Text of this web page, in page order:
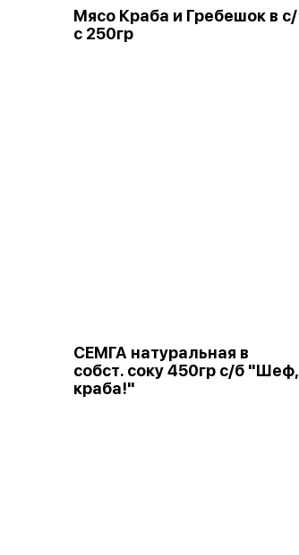
Мясо Краба и Гребешок в с/
с 250гр
СЕМГА натуральная в
собст. соку 450гр с/б "Шеф,
краба!"